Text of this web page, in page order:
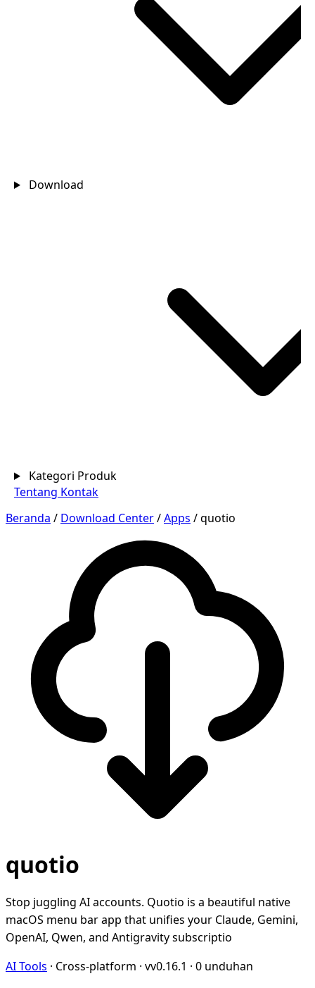
Download
Kategori Produk
Tentang Kontak
Beranda / Download Center/Apps /quotio
quotio
Stop juggling AI accounts. Quotio is a beautiful native
macOS menu bar app that unifies your Claude, Gemini,
OpenAI, Qwen, and Antigravity subscriptio
AI Tools · Cross-platform · vv0.16.1 · 0 unduhan